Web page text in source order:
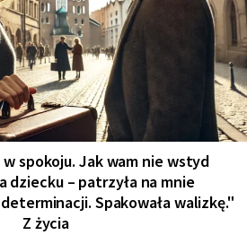
spokoju. Jak wam nie wstyd
dziecku – patrzyła na mnie
Spakowała walizkę."
Z życia